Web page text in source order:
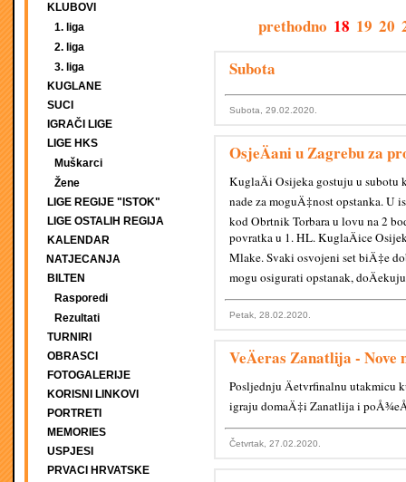
KLUBOVI
1. liga
2. liga
3. liga
KUGLANE
SUCI
IGRAČI LIGE
LIGE HKS
Muškarci
Žene
LIGE REGIJE "ISTOK"
LIGE OSTALIH REGIJA
KALENDAR
NATJECANJA
BILTEN
Rasporedi
Rezultati
TURNIRI
OBRASCI
FOTOGALERIJE
KORISNI LINKOVI
PORTRETI
MEMORIES
USPJESI
PRVACI HRVATSKE
prethodno 18 19 20
Subota
Subota, 29.02.2020.
OsjeÄani u Zagrebu za
KuglaÄi Osijeka gostuju u subotu
nade za moguÄ‡nost opstanka. U
kod Obrtnik Torbara u lovu na 2
povratka u 1. HL. KuglaÄice
Mlake. Svaki osvojeni set biÄ‡e
mogu osigurati opstanak,
Petak, 28.02.2020.
VeÄeras Zanatlija - Nove
Posljednju Äetvrfinalnu utakmicu
igraju domaÄ‡i Zanatlija i
Četvrtak, 27.02.2020.